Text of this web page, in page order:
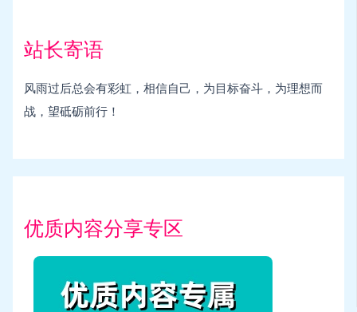
站长寄语
风雨过后总会有彩虹，相信自己，为目标奋斗，为理想而
战，望砥砺前行！
优质内容分享专区